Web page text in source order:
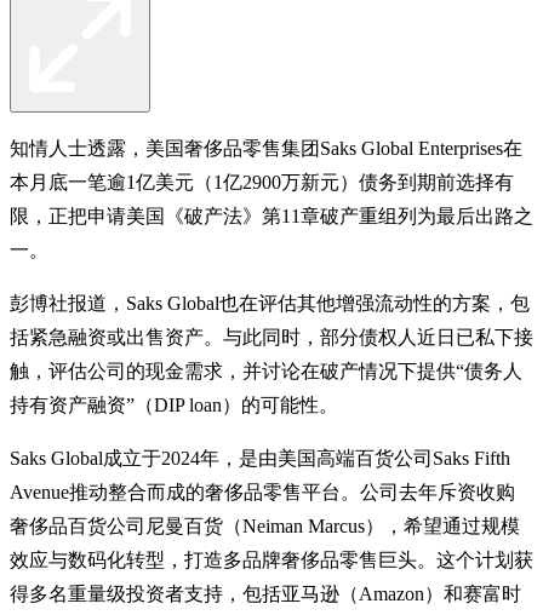
知情人士透露，美国奢侈品零售集团Saks Global Enterprises在
本月底一笔逾1亿美元（1亿2900万新元）债务到期前选择有
限，正把申请美国《破产法》第11章破产重组列为最后出路之
一。
彭博社报道，Saks Global也在评估其他增强流动性的方案，包
括紧急融资或出售资产。与此同时，部分债权人近日已私下接
触，评估公司的现金需求，并讨论在破产情况下提供“债务人
持有资产融资”（DIP loan）的可能性。
Saks Global成立于2024年，是由美国高端百货公司Saks Fifth
Avenue推动整合而成的奢侈品零售平台。公司去年斥资收购
奢侈品百货公司尼曼百货（Neiman Marcus），希望通过规模
效应与数码化转型，打造多品牌奢侈品零售巨头。这个计划获
得多名重量级投资者支持，包括亚马逊（Amazon）和赛富时